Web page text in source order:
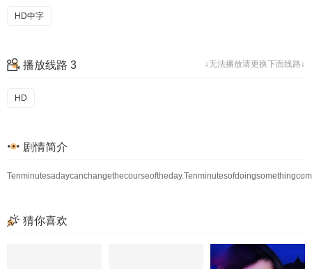
HD中字
↓无法播放请更换下面线路↓
播放线路 3
HD
剧情简介
猜你喜欢